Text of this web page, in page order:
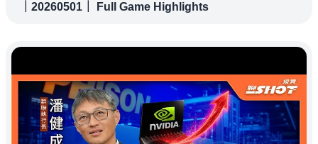
｜20260501｜ Full Game Highlights